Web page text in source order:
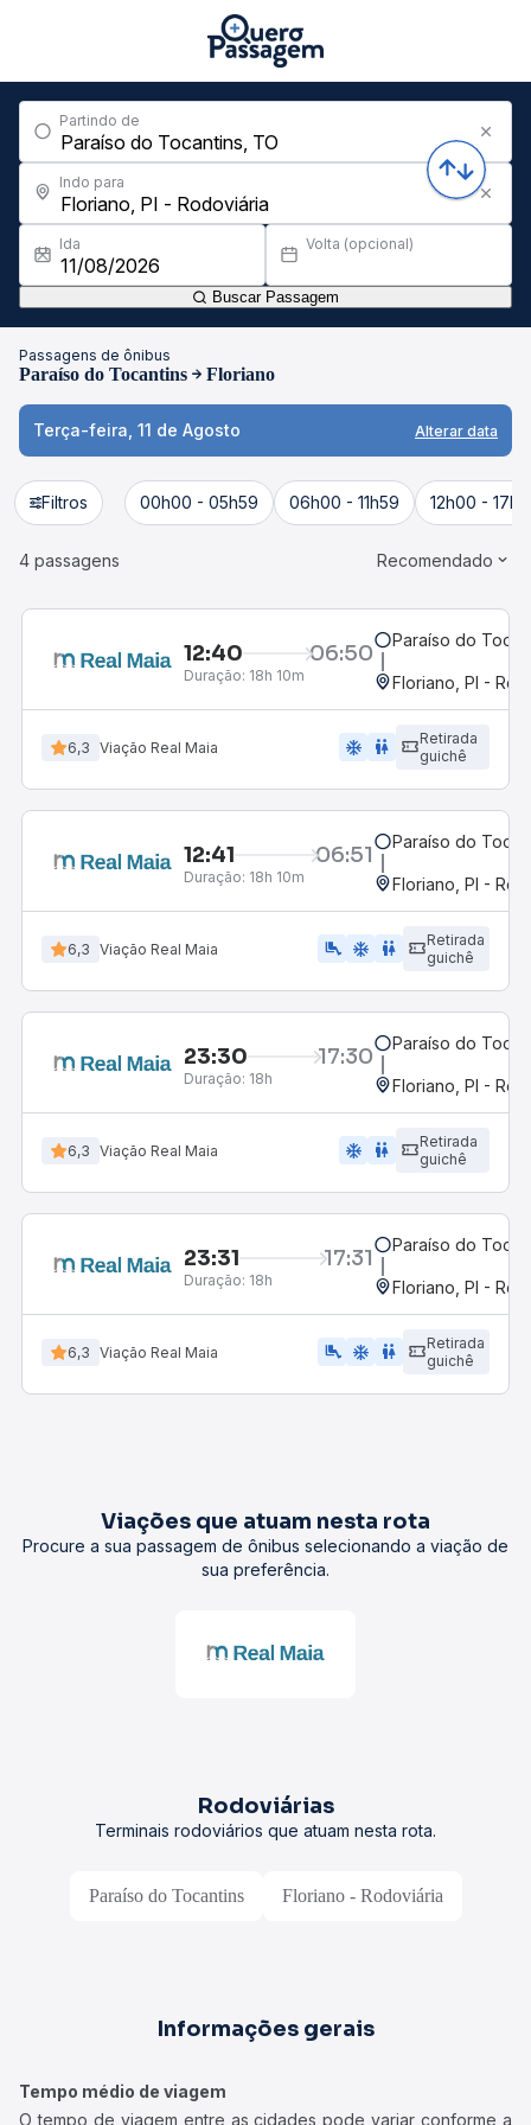
Partindo de
Indo para
Ida Volta (opcional)
Buscar Passagem
Passagens de ônibus
Paraíso do Tocantins Floriano
Terça-feira, 11 de Agosto Alterar data
Filtros 00h00 - 05h59 06h00 - 11h59 12h00 -
4 passagens Recomendado
12:40 06:50
Duração: 18h 10m
Paraíso do
Floriano, PI -
6,3 Viação Real Maia ac_unit wc
Retirada
guichê
12:41 06:51
Duração: 18h 10m
Paraíso do
Floriano, PI -
6,3 Viação Real Maia airline_seat_legroom_extra ac_unit wc
Retirada
guichê
23:30 17:30
Duração: 18h
Paraíso do
Floriano, PI -
6,3 Viação Real Maia ac_unit wc
Retirada
guichê
23:31 17:31
Duração: 18h
Paraíso do
Floriano, PI -
6,3 Viação Real Maia airline_seat_legroom_extra ac_unit wc
Retirada
guichê
Viações que atuam nesta rota
Procure a sua passagem de ônibus selecionando a viação de
sua preferência.
Rodoviárias
Terminais rodoviários que atuam nesta rota.
Paraíso do Tocantins Floriano - Rodoviária
Informações gerais
Tempo médio de viagem
O tempo de viagem entre as cidades pode variar conforme a